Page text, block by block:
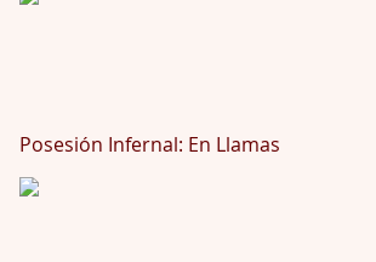
Posesión Infernal: En Llamas